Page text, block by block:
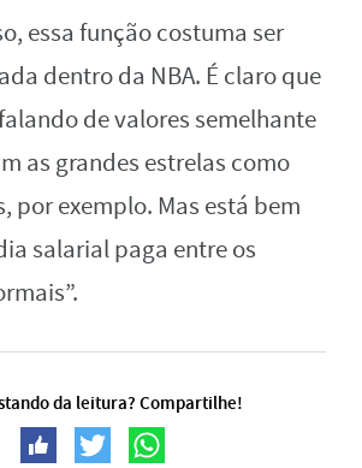
essa função costuma ser
dentro da NBA. É claro que
de valores semelhante
as grandes estrelas como
por exemplo. Mas está bem
salarial paga entre os
da leitura? Compartilhe!